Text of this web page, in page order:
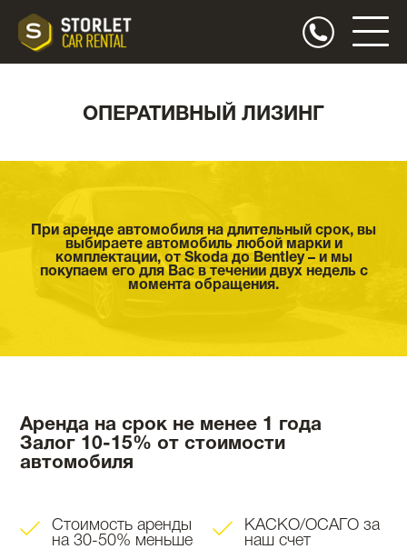
ОПЕРАТИВНЫЙ ЛИЗИНГ
При аренде автомобиля на длительный срок, вы
выбираете автомобиль любой марки и
комплектации, от Skoda до Bentley – и мы
покупаем его для Вас в течении двух недель с
момента обращения.
Аренда на срок не менее 1 года
Залог 10-15% от стоимости
автомобиля
Стоимость аренды
на 30-50% меньше
КАСКО/ОСАГО за
наш счет